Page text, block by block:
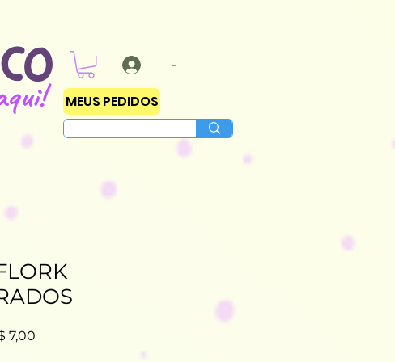
-
MEUS PEDIDOS
7,00